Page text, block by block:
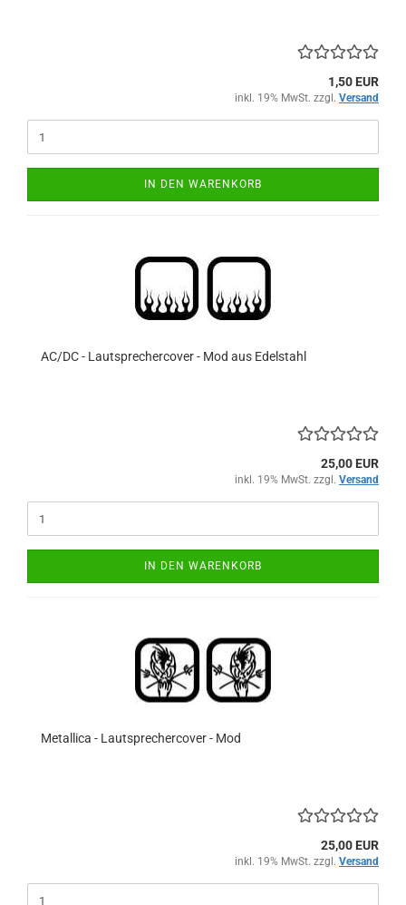
1,50 EUR
inkl. 19% MwSt. zzgl. Versand
IN DEN WARENKORB
AC/DC - Lautsprechercover - Mod aus Edelstahl
25,00 EUR
inkl. 19% MwSt. zzgl. Versand
IN DEN WARENKORB
Metallica - Lautsprechercover - Mod
25,00 EUR
inkl. 19% MwSt. zzgl. Versand